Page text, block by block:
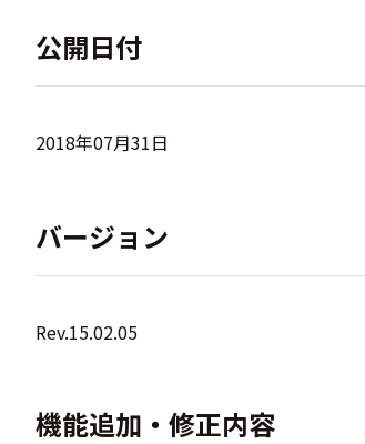
公開日付
2018年07月31日
バージョン
Rev.15.02.05
機能追加・修正内容